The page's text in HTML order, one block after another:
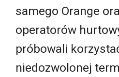
samego Orange
operatorów
próbowali
niedozwolonej